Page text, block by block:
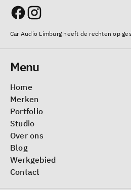
Car Audio Limburg heeft de rechten op
Menu
Home
Merken
Portfolio
Studio
Over ons
Blog
Werkgebied
Contact